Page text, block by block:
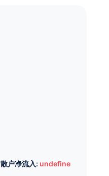
散户净流入: undefined